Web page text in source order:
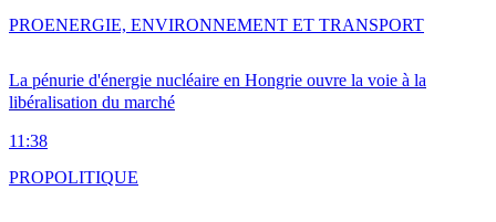
La pénurie d'énergie nucléaire en Hongrie ouvre la voie à la
libéralisation du marché
11:38
PROENERGIE, ENVIRONNEMENT ET TRANSPORT
PROPOLITIQUE